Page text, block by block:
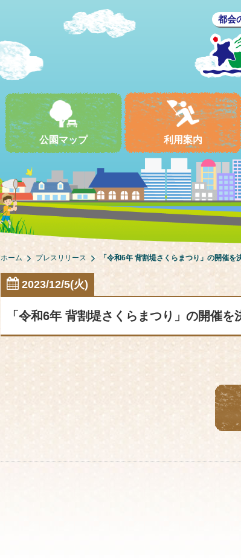
都会
公園マップ 利用案内
ホーム プレスリリース 「令和6年 背割堤さくらまつり」の開催を
2023/12/5(火)
「令和6年 背割堤さくらまつり」の開催を